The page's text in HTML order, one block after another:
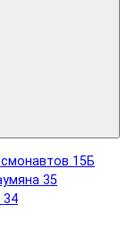
15Б
35
34